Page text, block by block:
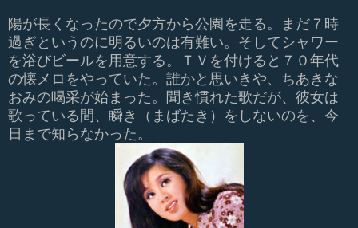
陽が長くなったので夕方から公園を走る。まだ７時
過ぎというのに明るいのは有難い。そしてシャワー
を浴びビールを用意する。ＴＶを付けると７０年代
の懐メロをやっていた。誰かと思いきや、ちあきな
おみの喝采が始まった。聞き慣れた歌だが、彼女は
歌っている間、瞬き（まばたき）をしないのを、今
日まで知らなかった。